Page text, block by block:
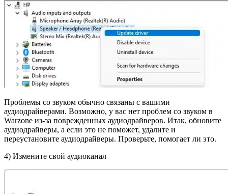
Проблемы со звуком обычно связаны с вашими
аудиодрайверами. Возможно, у вас нет проблем со звуком в
Warzone из-за поврежденных аудиодрайверов. Итак, обновите
аудиодрайверы, а если это не поможет, удалите и
переустановите аудиодрайверы. Проверьте, помогает ли это.
4) Измените свой аудиоканал